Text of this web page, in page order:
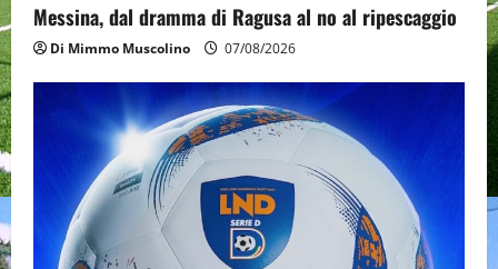
Messina, dal dramma di Ragusa al no al ripescaggio
Di Mimmo Muscolino 07/08/2026